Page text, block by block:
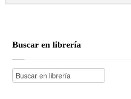
Buscar en librería